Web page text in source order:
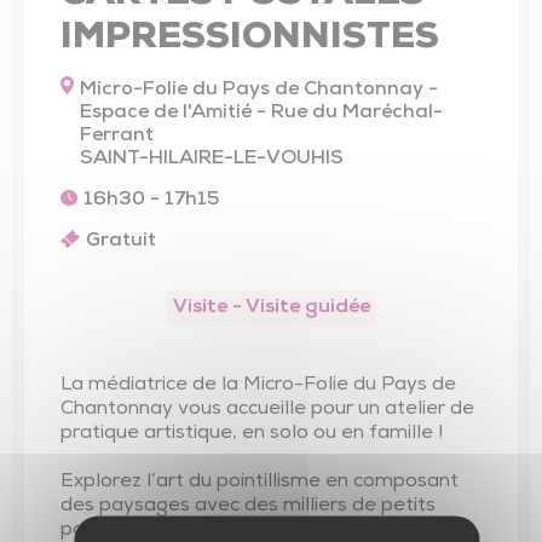
IMPRESSIONNISTES
Micro-Folie du Pays de Chantonnay -
Espace de l'Amitié - Rue du Maréchal-
Ferrant
SAINT-HILAIRE-LE-VOUHIS
16h30 - 17h15
Gratuit
Visite - Visite guidée
La médiatrice de la Micro-Folie du Pays de
Chantonnay vous accueille pour un atelier de
pratique artistique, en solo ou en famille !
Explorez l’art du pointillisme en composant
des paysages avec des milliers de petits
points colorés, où chaque carte devient une